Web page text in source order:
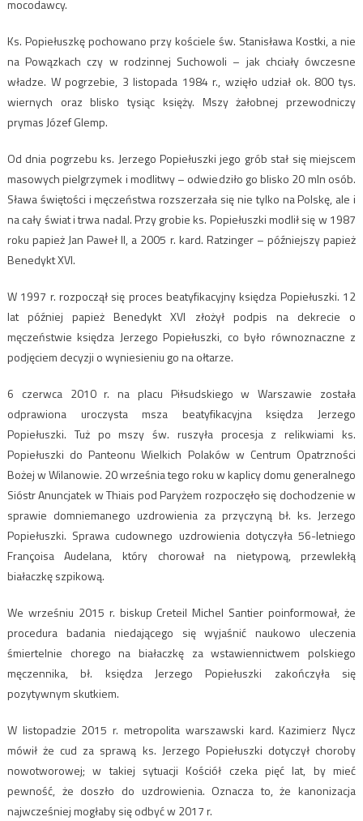
mocodawcy.
Ks. Popiełuszkę pochowano przy kościele św. Stanisława Kostki, a nie
na Powązkach czy w rodzinnej Suchowoli – jak chciały ówczesne
władze. W pogrzebie, 3 listopada 1984 r., wzięło udział ok. 800 tys.
wiernych oraz blisko tysiąc księży. Mszy żałobnej przewodniczy
prymas Józef Glemp.
Od dnia pogrzebu ks. Jerzego Popiełuszki jego grób stał się miejscem
masowych pielgrzymek i modlitwy – odwiedziło go blisko 20 mln osób.
Sława świętości i męczeństwa rozszerzała się nie tylko na Polskę, ale i
na cały świat i trwa nadal. Przy grobie ks. Popiełuszki modlił się w 1987
roku papież Jan Paweł II, a 2005 r. kard. Ratzinger – późniejszy papież
Benedykt XVI.
W 1997 r. rozpoczął się proces beatyfikacyjny księdza Popiełuszki. 12
lat później papież Benedykt XVI złożył podpis na dekrecie o
męczeństwie księdza Jerzego Popiełuszki, co było równoznaczne z
podjęciem decyzji o wyniesieniu go na ołtarze.
6 czerwca 2010 r. na placu Piłsudskiego w Warszawie została
odprawiona uroczysta msza beatyfikacyjna księdza Jerzego
Popiełuszki. Tuż po mszy św. ruszyła procesja z relikwiami ks.
Popiełuszki do Panteonu Wielkich Polaków w Centrum Opatrzności
Bożej w Wilanowie. 20 września tego roku w kaplicy domu generalnego
Sióstr Anuncjatek w Thiais pod Paryżem rozpoczęło się dochodzenie w
sprawie domniemanego uzdrowienia za przyczyną bł. ks. Jerzego
Popiełuszki. Sprawa cudownego uzdrowienia dotyczyła 56-letniego
Françoisa Audelana, który chorował na nietypową, przewlekłą
białaczkę szpikową.
We wrześniu 2015 r. biskup Creteil Michel Santier poinformował, że
procedura badania niedającego się wyjaśnić naukowo uleczenia
śmiertelnie chorego na białaczkę za wstawiennictwem polskiego
męczennika, bł. księdza Jerzego Popiełuszki zakończyła się
pozytywnym skutkiem.
W listopadzie 2015 r. metropolita warszawski kard. Kazimierz Nycz
mówił że cud za sprawą ks. Jerzego Popiełuszki dotyczył choroby
nowotworowej; w takiej sytuacji Kościół czeka pięć lat, by mieć
pewność, że doszło do uzdrowienia. Oznacza to, że kanonizacja
najwcześniej mogłaby się odbyć w 2017 r.